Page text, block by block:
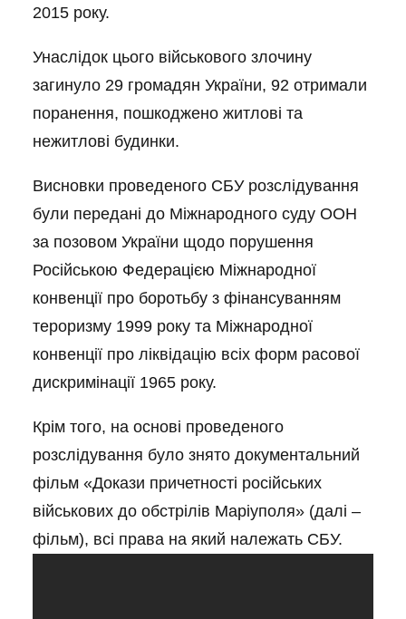
2015 року.
Унаслідок цього військового злочину
загинуло 29 громадян України, 92 отримали
поранення, пошкоджено житлові та
нежитлові будинки.
Висновки проведеного СБУ розслідування
були передані до Міжнародного суду ООН
за позовом України щодо порушення
Російською Федерацією Міжнародної
конвенції про боротьбу з фінансуванням
тероризму 1999 року та Міжнародної
конвенції про ліквідацію всіх форм расової
дискримінації 1965 року.
Крім того, на основі проведеного
розслідування було знято документальний
фільм «Докази причетності російських
військових до обстрілів Маріуполя» (далі –
фільм), всі права на який належать СБУ.